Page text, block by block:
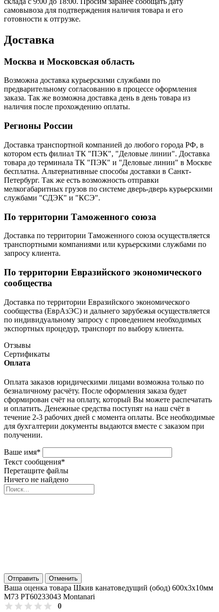
самовывоза для подтверждения наличия товара и его
готовности к отгрузке.
Доставка
Москва и Московская область
Возможна доставка курьерскими службами по
предварительному согласованию в процессе оформления
заказа. Так же возможна доставка день в день товара из
наличия после прохождению оплаты.
Регионы России
Доставка транспортной компанией до любого города РФ, в
котором есть филиал ТК "ПЭК", "Деловые линии". Доставка
товара до терминала ТК "ПЭК" и "Деловые линии" в Москве
бесплатна. Альтернативные способы доставки в Санкт-
Петербург. Так же есть возможность отправки
мелкогабаритных грузов по системе дверь-дверь курьерскими
службами "СДЭК" и "КСЭ".
По территории Таможенного союза
Доставка по территории Таможенного союза осуществляется
транспортными компаниями или курьерскими службами по
запросу клиента.
По территории Евразийского экономического
сообщества
Доставка по территории Евразийского экономического
сообщества (ЕврАзЭС) и дальнего зарубежья осуществляется
по индивидуальному запросу с проведением необходимых
экспортных процедур, транспорт по выбору клиента.
Отзывы
Сертификаты
Оплата
Оплата заказов юридическими лицами возможна только по
безналичному расчёту. После оформления заказа будет
сформирован счёт на оплату, который Вы можете распечатать
и оплатить. Денежные средства поступят на наш счёт в
течение 2-3 рабочих дней с момента оплаты. Все необходимые
для бухгалтерии документы выдаются вместе с заказом при
получении.
Ваше имя*
Текст сообщения*
Перетащите файлы
Ничего не найдено
Отправить Отменить
Ваша оценка товара Шкив канатоведущий (обод) 600х3х10мм
M73 PT60233043 Montanari
0